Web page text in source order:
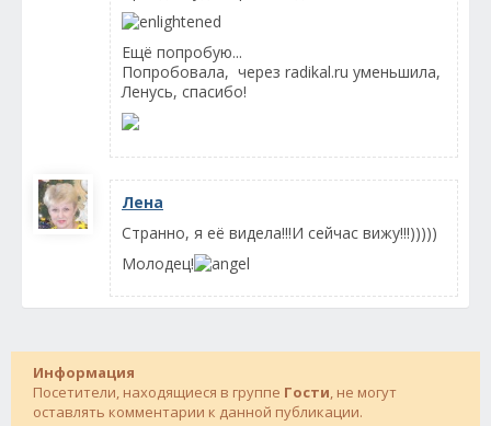
Ещё попробую...
Попробовала, через radikal.ru уменьшила,
Ленусь, спасибо!
Лена
Странно, я её видела!!!И сейчас вижу!!!)))))
Молодец!
Информация
Посетители, находящиеся в группе Гости, не могут
оставлять комментарии к данной публикации.